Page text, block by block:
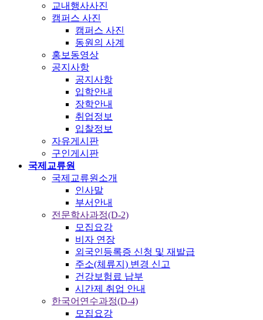
교내행사사진
캠퍼스 사진
캠퍼스 사진
동원의 사계
홍보동영상
공지사항
공지사항
입학안내
장학안내
취업정보
입찰정보
자유게시판
구인게시판
국제교류원
국제교류원소개
인사말
부서안내
전문학사과정(D-2)
모집요강
비자 연장
외국인등록증 신청 및 재발급
주소(체류지) 변경 신고
건강보험료 납부
시간제 취업 안내
한국어연수과정(D-4)
모집요강